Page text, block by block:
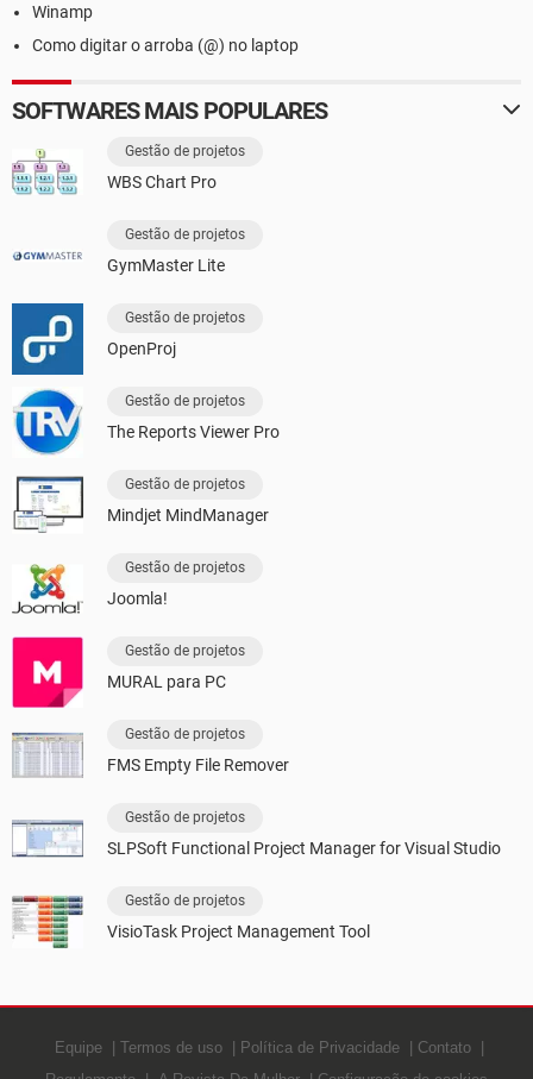
Winamp
Como digitar o arroba (@) no laptop
SOFTWARES MAIS POPULARES
Gestão de projetos
WBS Chart Pro
Gestão de projetos
GymMaster Lite
Gestão de projetos
OpenProj
Gestão de projetos
The Reports Viewer Pro
Gestão de projetos
Mindjet MindManager
Gestão de projetos
Joomla!
Gestão de projetos
MURAL para PC
Gestão de projetos
FMS Empty File Remover
Gestão de projetos
SLPSoft Functional Project Manager for Visual Studio
Gestão de projetos
VisioTask Project Management Tool
Equipe Termos de uso Política de Privacidade
Contato